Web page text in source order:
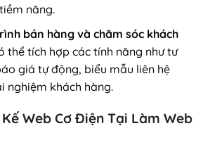
năng.
bán hàng và chăm sóc khách
thể tích hợp các tính năng như tư
giá tự động, biểu mẫu liên hệ
nghiệm khách hàng.
Web Cơ Điện Tại Làm Web